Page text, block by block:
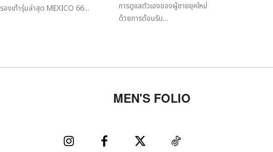
รองเท้ารุ่นล่าสุด MEXICO 66...
การดูแลตัวเองของผู้ชายยุคใหม่
ด้วยการต้อนรับ...
MEN'S FOLIO